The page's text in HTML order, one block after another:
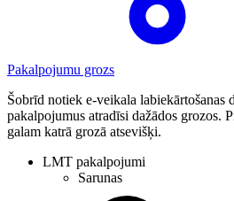
Pakalpojumu grozs
Šobrīd notiek e-veikala labiekārtošanas
pakalpojumus atradīsi dažādos grozos.
galam katrā grozā atsevišķi.
LMT pakalpojumi
Sarunas